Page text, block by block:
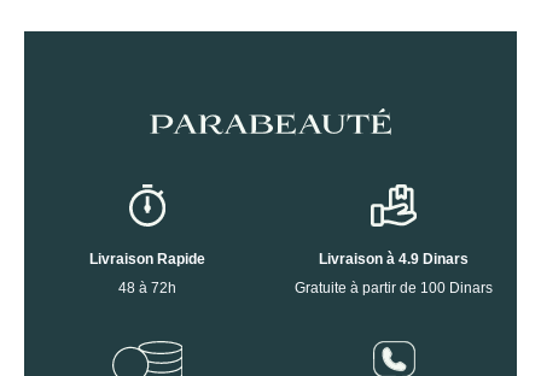
Livraison Rapide
48 à 72h
Livraison à 4.9 Dinars
Gratuite à partir de 100 Dinars